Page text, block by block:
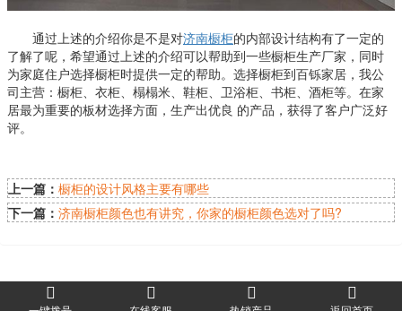
通过上述的介绍你是不是对济南橱柜的内部设计结构有了一定的
了解了呢，希望通过上述的介绍可以帮助到一些橱柜生产厂家，同时
为家庭住户选择橱柜时提供一定的帮助。选择橱柜到百铄家居，我公
司主营：橱柜、衣柜、榻榻米、鞋柜、卫浴柜、书柜、酒柜等。在家
居最为重要的板材选择方面，生产出优良 的产品，获得了客户广泛好
评。
上一篇： 橱柜的设计风格主要有哪些
下一篇： 济南橱柜颜色也有讲究，你家的橱柜颜色选对了吗?